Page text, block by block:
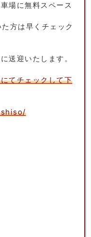
場に無料スペース
方は早くチェック
送迎いたします。
てチェックして下